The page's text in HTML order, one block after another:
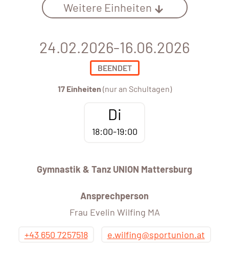
Weitere Einheiten
24.02.2026-16.06.2026
BEENDET
17 Einheiten (nur an Schultagen)
Di
18:00-19:00
Gymnastik & Tanz UNION Mattersburg
Ansprechperson
Frau Evelin Wilfing MA
+43 650 7257518
e.wilfing@sportunion.at